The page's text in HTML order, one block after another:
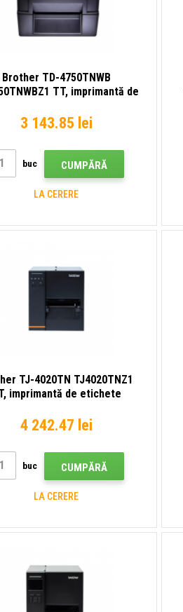
Brother TD-4750TNWB
TT, imprimantă de
3 143.85 lei
buc CUMPĂRĂ
LA CERERE
TJ-4020TN TJ4020TNZ1
imprimantă de etichete
4 242.47 lei
buc CUMPĂRĂ
LA CERERE